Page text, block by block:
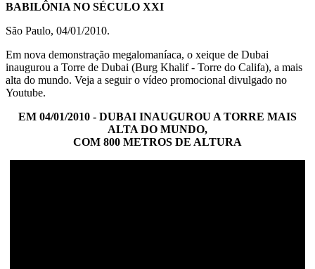
BABILÔNIA NO SÉCULO XXI
São Paulo, 04/01/2010.
Em nova demonstração megalomaníaca, o xeique de Dubai
inaugurou a Torre de Dubai (Burg Khalif - Torre do Califa), a mais
alta do mundo. Veja a seguir o vídeo promocional divulgado no
Youtube.
EM 04/01/2010 - DUBAI INAUGUROU A TORRE MAIS
ALTA DO MUNDO,
COM 800 METROS DE ALTURA